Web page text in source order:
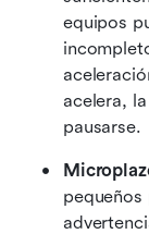
equipos
acelera,
pausarse.
pequeños